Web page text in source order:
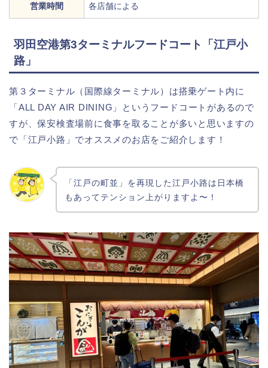
営業時間 各店舗による
羽田空港第3ターミナルフードコート「江戸小
路」
第３ターミナル（国際線ターミナル）は搭乗ゲート内に
「ALL DAY AIR DINING」というフードコートがあるので
すが、保安検査場前に食事を取ることが多いと思いますの
で「江戸小路」でオススメのお店をご紹介します！
「江戸の町並」を再現した江戸小路は日本橋
もあってテンション上がりますよ〜！